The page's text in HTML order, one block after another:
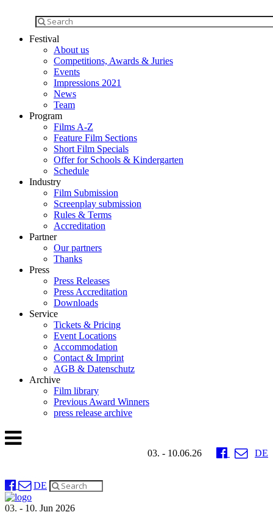
Festival
About us
Competitions, Awards & Juries
Events
Impressions 2021
News
Team
Program
Films A-Z
Feature Film Sections
Short Film Specials
Offer for Schools & Kindergarten
Schedule
Industry
Film Submission
Screenplay submission
Rules & Terms
Accreditation
Partner
Our partners
Thanks
Press
Press Releases
Press Accreditation
Downloads
Service
Tickets & Pricing
Event Locations
Accommodation
Contact & Imprint
AGB & Datenschutz
Archive
Film library
Previous Award Winners
press release archive
03. - 10.06.26 DE
DE
03. - 10. Jun 2026